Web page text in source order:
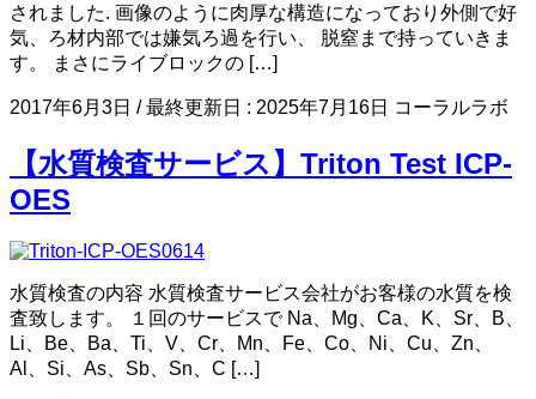
されました. 画像のように肉厚な構造になっており外側で好
気、ろ材内部では嫌気ろ過を行い、 脱窒まで持っていきま
す。 まさにライブロックの […]
2017年6月3日 / 最終更新日 : 2025年7月16日 コーラルラボ
【水質検査サービス】Triton Test ICP-
OES
水質検査の内容 水質検査サービス会社がお客様の水質を検
査致します。 １回のサービスで Na、Mg、Ca、K、Sr、B、
Li、Be、Ba、Ti、V、Cr、Mn、Fe、Co、Ni、Cu、Zn、
Al、Si、As、Sb、Sn、C […]